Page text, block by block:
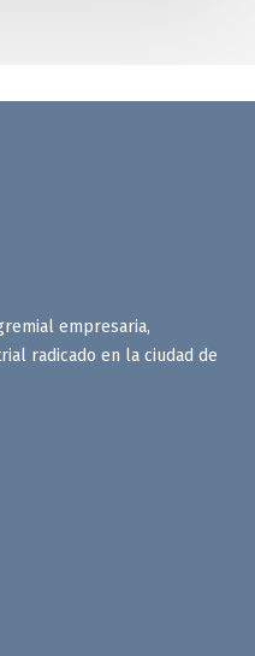
empresaria,
radicado en la ciudad de